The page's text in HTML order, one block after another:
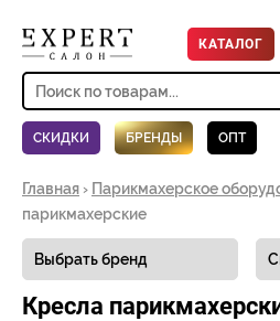
СКИДКИ БРЕНДЫ ОПТ
КАТАЛОГ
Главная › Парикмахерское
парикмахерские
Кресла